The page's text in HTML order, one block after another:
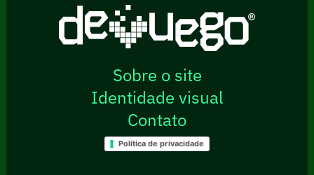
Sobre o site
Identidade visual
Contato
Política de privacidade